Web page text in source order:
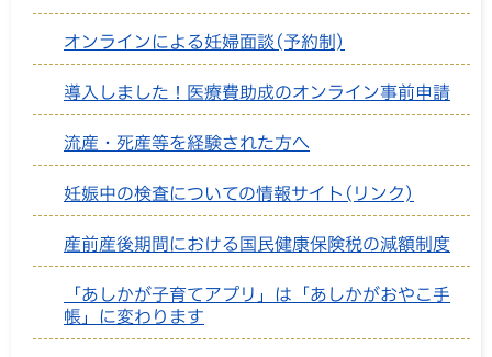
オンラインによる妊婦面談(予約制)
導入しました！医療費助成のオンライン事前申請
流産・死産等を経験された方へ
妊娠中の検査についての情報サイト(リンク)
産前産後期間における国民健康保険税の減額制度
「あしかが子育てアプリ」は「あしかがおやこ手
帳」に変わります